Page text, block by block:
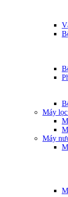
Máy
Máy